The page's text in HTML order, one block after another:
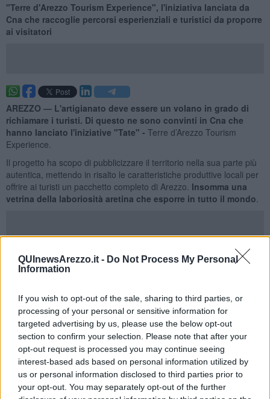
QUInewsArezzo.it - Do Not Process My Personal
Information
If you wish to opt-out of the sale, sharing to third parties, or
processing of your personal or sensitive information for
targeted advertising by us, please use the below opt-out
section to confirm your selection. Please note that after your
opt-out request is processed you may continue seeing
interest-based ads based on personal information utilized by
us or personal information disclosed to third parties prior to
your opt-out. You may separately opt-out of the further
"Terre d'Arezzo Tourism Experience", l'iniziativa lanciata da
Cna che raccoglie percorsi esperienziali e turistici da proporre
ai visitatori
AREZZO — L'artigianato deve essere un volano in grado di
richiamare i turisti. Di questo ne sono convinti in Cna che
hanno lanciato l'iniziative "Tate" - Terre d’Arezzo Tourism
Experience.
Il progetto ha scopo di pubblicizzare il territorio nella sua parte più
autentica, mettendo in risalto le caratteristiche produttive locali per
offrire ai turisti un pacchetto completo di Arezzo. Insomma una
vetrina della laboriosità aretina che esporre in tutto il mondo
"Tate" è stato presentato in Provincia. Presenti il presidente di CNA
Arezzo, Fabio Mascagni e Lucia Bernini, presidente di CNA
Camera di Commercio Massimo Guasconi e il presidente della
Fondazione InTour, Simone Cherici, Sonia Pallai per Anci Toscana,
Elisabetta Norfini, presidente CNA Turismo e Commercio Toscana,
accanto a operatori del settore turismo e accoglienza, come
Antonio Massa del ‘Birrificio Valdarno superiore’, Neri Guicciardini
Corsi Salvati, dell’Associazione Dimore Storiche italiane, Mario
Carniani del Centro Cuide Turismo Firenze e Toscana. Hanno
condiviso il percorso e confermato la disponibilità a collaborare con